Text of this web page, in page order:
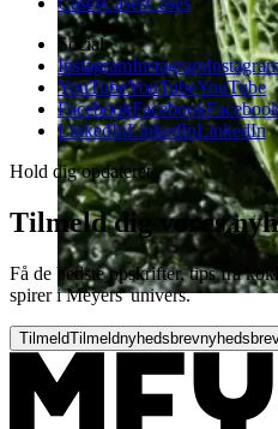
Social
InstagramInstagram
YouTubeYouTubeYouTube
FacebookFacebook
LinkedInLinkedInLinkedIn
Hold dig opdateret
Tilmeld dig vores
Få de bedste opskrifter, tips fra
spirer i Meyers' univers.
TilmeldTilmeldnyhedsbrev